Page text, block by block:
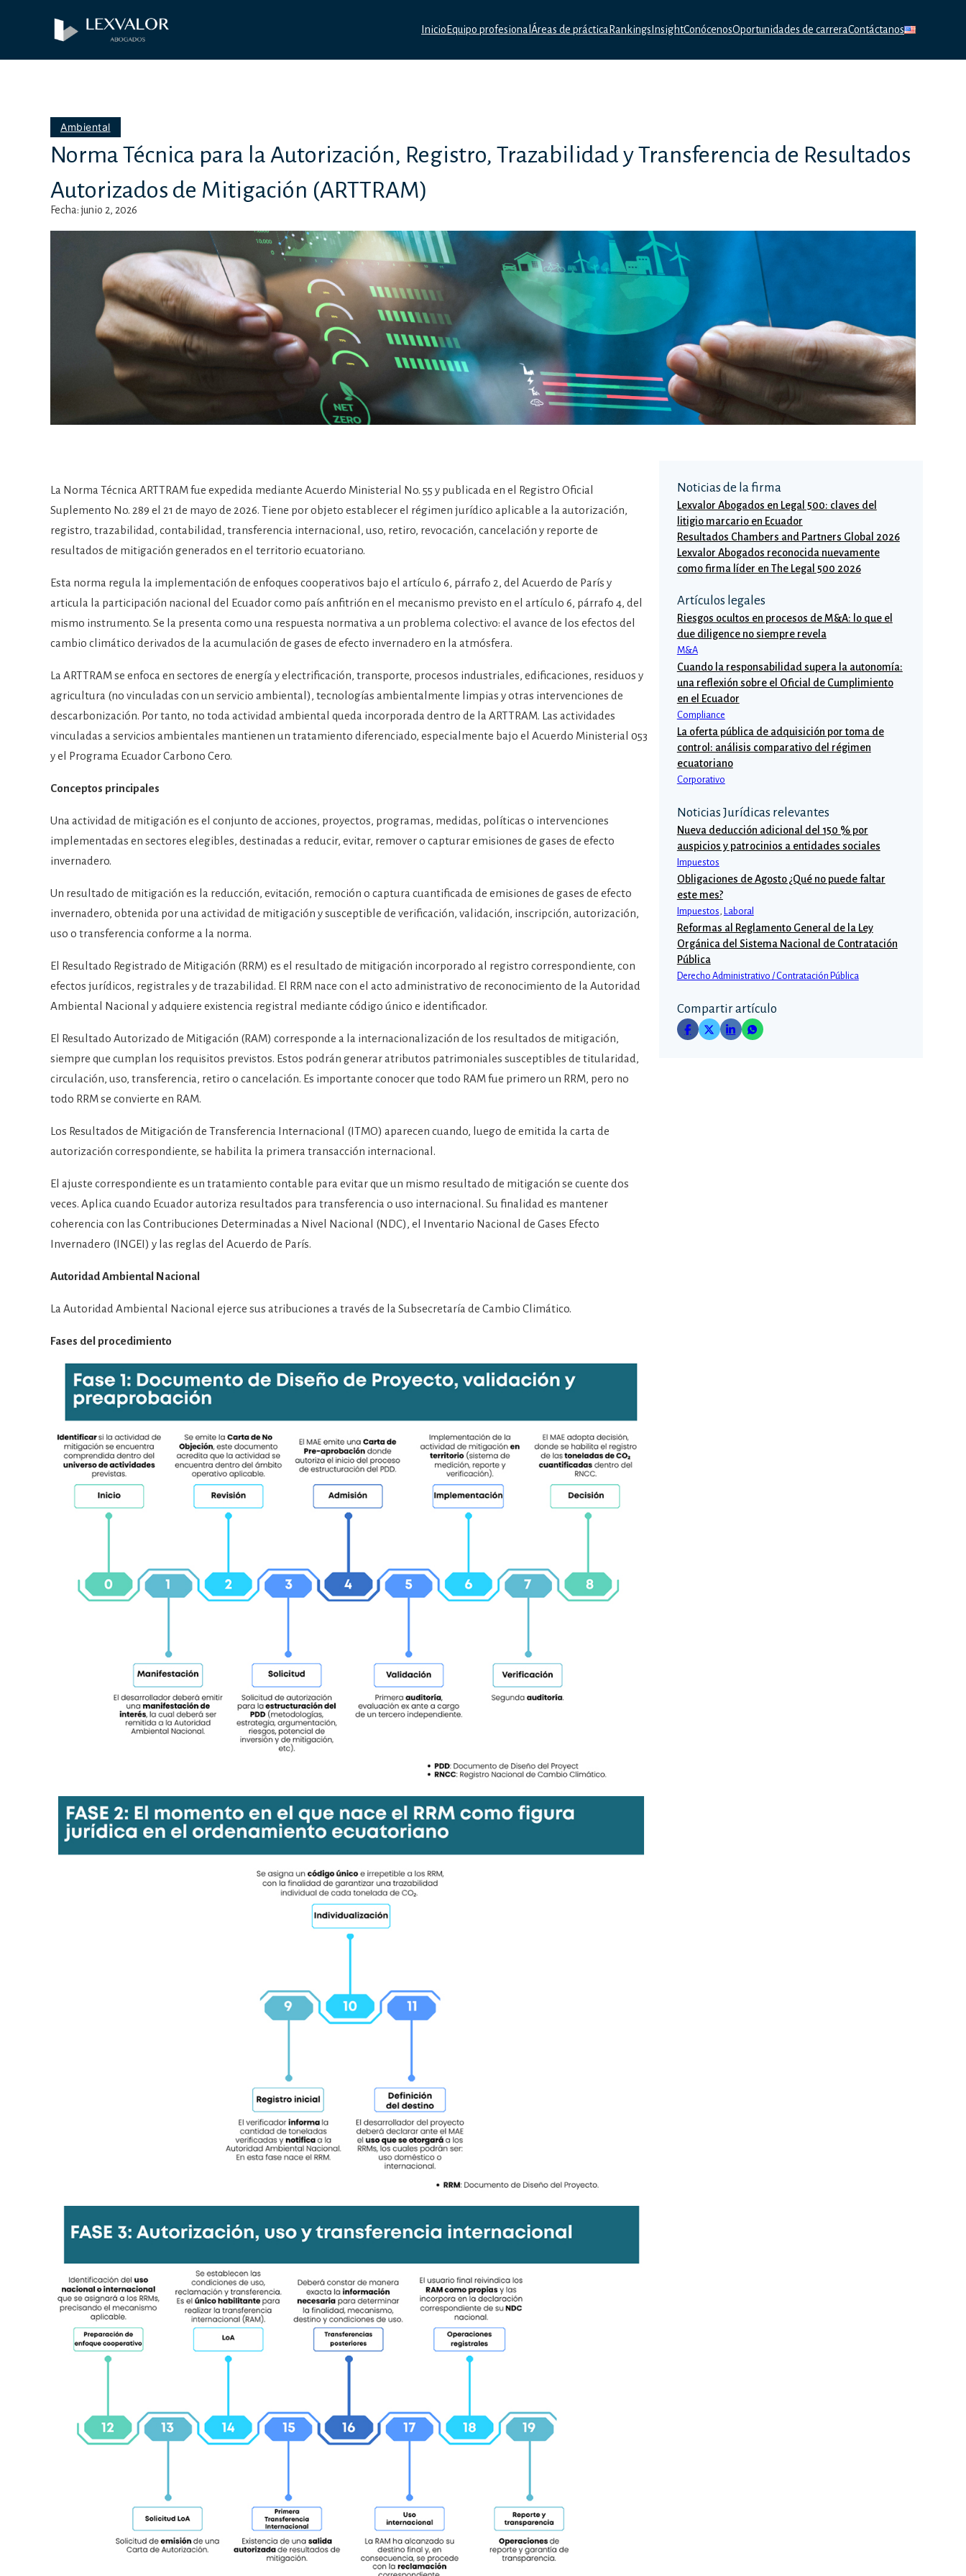
Inicio Equipo profesional Áreas de práctica Rankings InsightConócenosOportunidades de carreraContáctanos
Ambiental
Norma Técnica para la Autorización, Registro, Trazabilidad y Transferencia de Resultados
Autorizados de Mitigación (ARTTRAM)
Fecha: junio 2, 2026
La Norma Técnica ARTTRAM fue expedida mediante Acuerdo Ministerial No. 55 y publicada en el Registro Oficial
Suplemento No. 289 el 21 de mayo de 2026. Tiene por objeto establecer el régimen jurídico aplicable a la autorización,
registro, trazabilidad, contabilidad, transferencia internacional, uso, retiro, revocación, cancelación y reporte de
resultados de mitigación generados en el territorio ecuatoriano.
Esta norma regula la implementación de enfoques cooperativos bajo el artículo 6, párrafo 2, del Acuerdo de París y
articula la participación nacional del Ecuador como país anfitrión en el mecanismo previsto en el artículo 6, párrafo 4, del
mismo instrumento. Se la presenta como una respuesta normativa a un problema colectivo: el avance de los efectos del
cambio climático derivados de la acumulación de gases de efecto invernadero en la atmósfera.
La ARTTRAM se enfoca en sectores de energía y electrificación, transporte, procesos industriales, edificaciones, residuos y
agricultura (no vinculadas con un servicio ambiental), tecnologías ambientalmente limpias y otras intervenciones de
descarbonización. Por tanto, no toda actividad ambiental queda incorporada dentro de la ARTTRAM. Las actividades
vinculadas a servicios ambientales mantienen un tratamiento diferenciado, especialmente bajo el Acuerdo Ministerial 053
y el Programa Ecuador Carbono Cero.
Conceptos principales
Una actividad de mitigación es el conjunto de acciones, proyectos, programas, medidas, políticas o intervenciones
implementadas en sectores elegibles, destinadas a reducir, evitar, remover o capturar emisiones de gases de efecto
invernadero.
Un resultado de mitigación es la reducción, evitación, remoción o captura cuantificada de emisiones de gases de efecto
invernadero, obtenida por una actividad de mitigación y susceptible de verificación, validación, inscripción, autorización,
uso o transferencia conforme a la norma.
El Resultado Registrado de Mitigación (RRM) es el resultado de mitigación incorporado al registro correspondiente, con
efectos jurídicos, registrales y de trazabilidad. El RRM nace con el acto administrativo de reconocimiento de la Autoridad
Ambiental Nacional y adquiere existencia registral mediante código único e identificador.
El Resultado Autorizado de Mitigación (RAM) corresponde a la internacionalización de los resultados de mitigación,
siempre que cumplan los requisitos previstos. Estos podrán generar atributos patrimoniales susceptibles de titularidad,
circulación, uso, transferencia, retiro o cancelación. Es importante conocer que todo RAM fue primero un RRM, pero no
todo RRM se convierte en RAM.
Los Resultados de Mitigación de Transferencia Internacional (ITMO) aparecen cuando, luego de emitida la carta de
autorización correspondiente, se habilita la primera transacción internacional.
El ajuste correspondiente es un tratamiento contable para evitar que un mismo resultado de mitigación se cuente dos
veces. Aplica cuando Ecuador autoriza resultados para transferencia o uso internacional. Su finalidad es mantener
coherencia con las Contribuciones Determinadas a Nivel Nacional (NDC), el Inventario Nacional de Gases Efecto
Invernadero (INGEI) y las reglas del Acuerdo de París.
Autoridad Ambiental Nacional
La Autoridad Ambiental Nacional ejerce sus atribuciones a través de la Subsecretaría de Cambio Climático.
Fases del procedimiento
Noticias de la firma
Lexvalor Abogados en Legal 500: claves del
litigio marcario en Ecuador
Resultados Chambers and Partners Global 2026
Lexvalor Abogados reconocida nuevamente
como firma líder en The Legal 500 2026
Artículos legales
Riesgos ocultos en procesos de M&A: lo que el
due diligence no siempre revela
M&A
Cuando la responsabilidad supera la autonomía:
una reflexión sobre el Oficial de Cumplimiento
en el Ecuador
Compliance
La oferta pública de adquisición por toma de
control: análisis comparativo del régimen
ecuatoriano
Corporativo
Noticias Jurídicas relevantes
Nueva deducción adicional del 150 % por
auspicios y patrocinios a entidades sociales
Impuestos
Obligaciones de Agosto ¿Qué no puede faltar
este mes?
Impuestos, Laboral
Reformas al Reglamento General de la Ley
Orgánica del Sistema Nacional de Contratación
Pública
Derecho Administrativo / Contratación Pública
Compartir artículo